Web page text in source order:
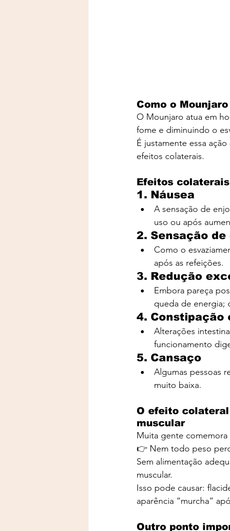
Como o
O Mounjaro atua em
fome e diminuindo o
É justamente essa
efeitos colaterais.
Efeitos
1. Náusea
A sensação de
uso ou após
2. Sensação de
Como o
após as refeições.
3. Redução
Embora pareça
queda de energia;
4. Constipação
Alterações
funcionamento
5. Cansaço
Algumas pessoas
muito baixa.
O efeito
muscular
Muita gente
👉 Nem todo peso
Sem alimentação
muscular.
Isso pode causar:
aparência “murcha”
Outro ponto